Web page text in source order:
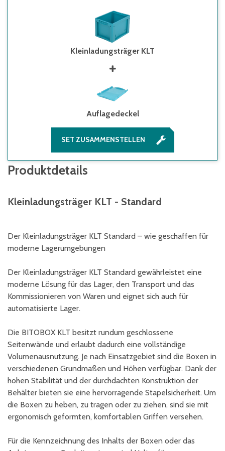
Kleinladungsträger KLT
Auflagedeckel
SET ZUSAMMENSTELLEN
Produktdetails
Kleinladungsträger KLT - Standard
Der Kleinladungsträger KLT Standard – wie geschaffen für
moderne Lagerumgebungen
Der Kleinladungsträger KLT Standard gewährleistet eine
moderne Lösung für das Lager, den Transport und das
Kommissionieren von Waren und eignet sich auch für
automatisierte Lager.
Die BITOBOX KLT besitzt rundum geschlossene
Seitenwände und erlaubt dadurch eine vollständige
Volumenausnutzung. Je nach Einsatzgebiet sind die Boxen in
verschiedenen Grundmaßen und Höhen verfügbar. Dank der
hohen Stabilität und der durchdachten Konstruktion der
Behälter bieten sie eine hervorragende Stapelsicherheit. Um
die Boxen zu heben, zu tragen oder zu ziehen, sind sie mit
ergonomisch geformten, komfortablen Griffen versehen.
Für die Kennzeichnung des Inhalts der Boxen oder das